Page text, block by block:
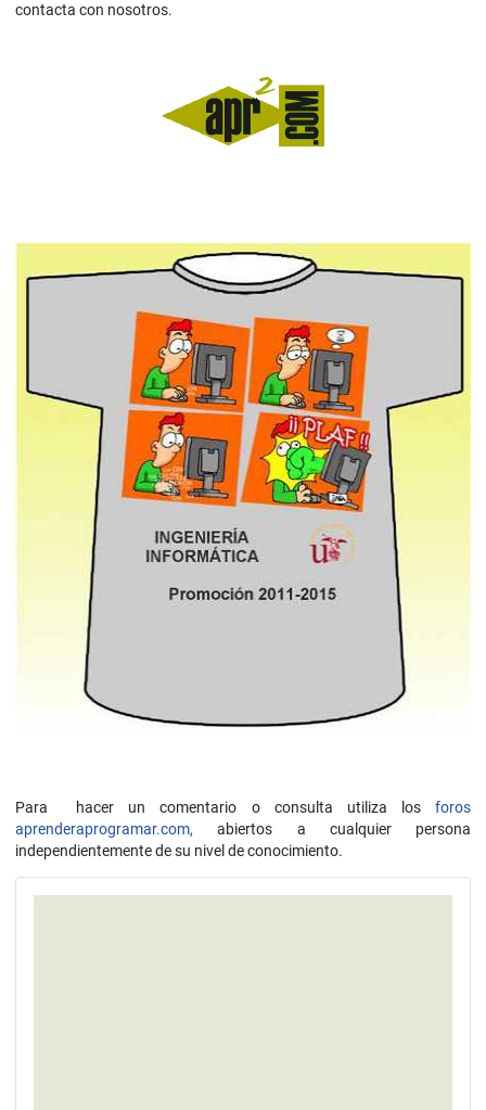
contacta con nosotros.
Para hacer un comentario o consulta utiliza losforos
aprenderaprogramar.com, abiertos a cualquier persona
independientemente de su nivel de conocimiento.